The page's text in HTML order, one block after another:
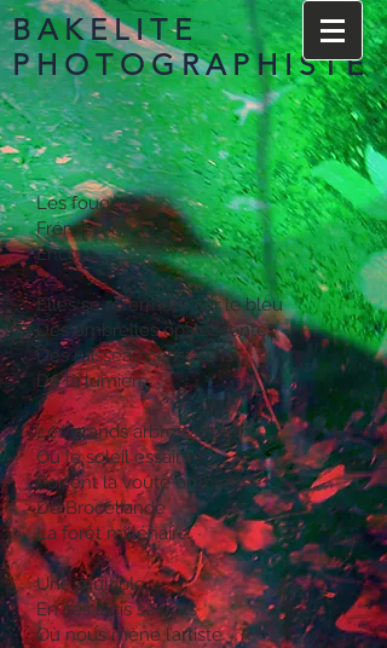
BAKELITE
PHOTOGRAPHISTE
Les fougères
Frémissent
Encore
Elles se referment sur le bleu
Des ombrelles opalescentes
Des ruisseaux cristallins
De la lumière
Les grands arbres attentifs
Où le soleil essaime
Portent la voûte ombreuse
De Brocéliande
La forêt millénaire
Une multiple
En ses lacis secrets
Où nous mène l’artiste